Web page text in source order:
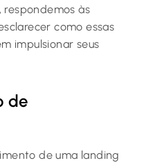
respondemos às
como essas
impulsionar seus
de
de uma landing